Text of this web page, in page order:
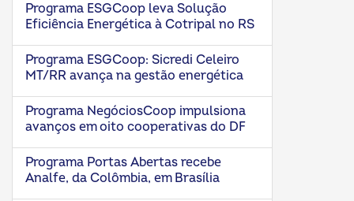
Programa ESGCoop leva Solução
Eficiência Energética à Cotripal no RS
Programa ESGCoop: Sicredi Celeiro
MT/RR avança na gestão energética
Programa NegóciosCoop impulsiona
avanços em oito cooperativas do DF
Programa Portas Abertas recebe
Analfe, da Colômbia, em Brasília